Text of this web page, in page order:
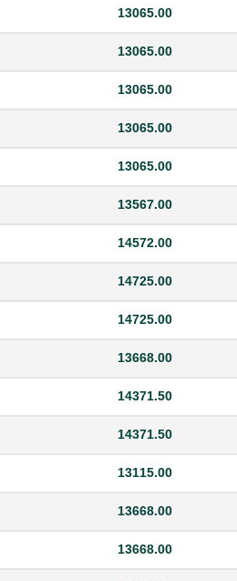
13065.00
13065.00
13065.00
13065.00
13065.00
13567.00
14572.00
14725.00
14725.00
13668.00
14371.50
14371.50
13115.00
13668.00
13668.00